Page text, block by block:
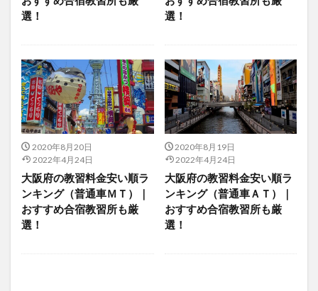
選！
選！
2020年8月20日
2022年4月24日
大阪府の教習料金安い順ラ
ンキング（普通車ＭＴ）｜
おすすめ合宿教習所も厳
選！
2020年8月19日
2022年4月24日
大阪府の教習料金安い順ラ
ンキング（普通車ＡＴ）｜
おすすめ合宿教習所も厳
選！